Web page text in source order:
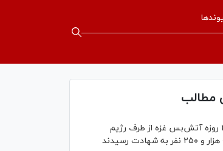
مطالب
نقض ۳۰۰ روزه آتش‌بس غزه از طرف رژیم
رسیدند